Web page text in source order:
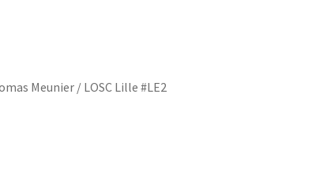
Meunier / LOSC Lille #LE2